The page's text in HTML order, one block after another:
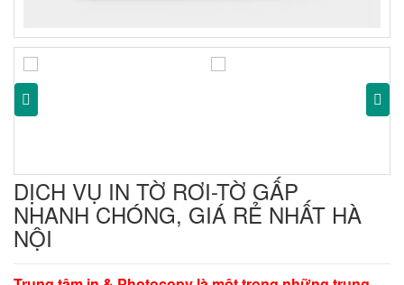
DỊCH VỤ IN TỜ RƠI-TỜ GẤP
NHANH CHÓNG, GIÁ RẺ NHẤT HÀ
NỘI